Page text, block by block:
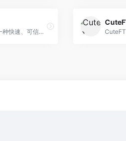
FileZilla是一种快速、可信赖的FTP客户端以及服务器端开放源代码程式，具有多种特色、直觉的接口。可控性、有条理的界面和管理多站点的简化方式使得Filezilla客户端版成为一个方便高效的FTP客户端工具。